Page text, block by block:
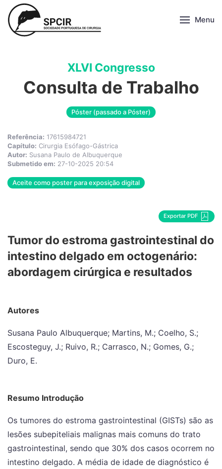
Menu
XLVI Congresso
Consulta de Trabalho
Póster (passado a Póster)
Referência: 17615984721
Capítulo: Cirurgia Esófago-Gástrica
Autor: Susana Paulo de Albuquerque
Submetido em: 27-10-2025 20:54
Aceite como poster para exposição digital
Exportar PDF
Tumor do estroma gastrointestinal do
intestino delgado em octogenário:
abordagem cirúrgica e resultados
Autores
Susana Paulo Albuquerque; Martins, M.; Coelho, S.;
Escosteguy, J.; Ruivo, R.; Carrasco, N.; Gomes, G.;
Duro, E.
Resumo Introdução
Os tumores do estroma gastrointestinal (GISTs) são as
lesões subepiteliais malignas mais comuns do trato
gastrointestinal, sendo que 30% dos casos ocorrem no
intestino delgado. A média de idade de diagnóstico é